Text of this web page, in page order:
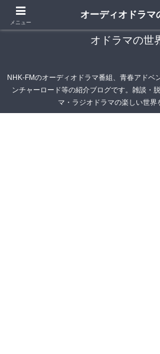
青春アドベンチャー雑記帳～オ
オドラマの世
NHK-FMのオーディオドラマ番組、青春アドベ
ンチャーロード等の紹介ブログです。雑談・
マ・ラジオドラマの楽しい世界
メニュー
オーディオドラマ